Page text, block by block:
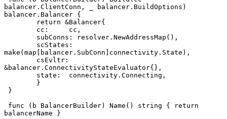
balancer.ClientConn, _ balancer.BuildOptions)
balancer.Balancer {
return &Balancer{
     	cc:   	cc,
     	subConns: resolver.NewAddressMap(),
make(map[balancer.SubConn]connectivity.State),
&balancer.ConnectivityStateEvaluator{},
     	state:	connectivity.Connecting,
}
}
balancerName }